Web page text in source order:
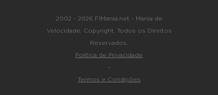
2002 - 2026 F1Mania.net - Mania de
Velocidade. Copyright. Todos os Direitos
Reservados.
Política de Privacidade
-
Termos e Condições